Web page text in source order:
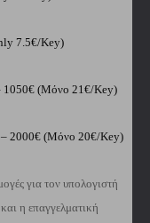
7.5€/Key)
1050€ (Μόνο 21€/Key)
– 2000€ (Μόνο 20€/Key)
για τον υπολογιστή
η επαγγελματική